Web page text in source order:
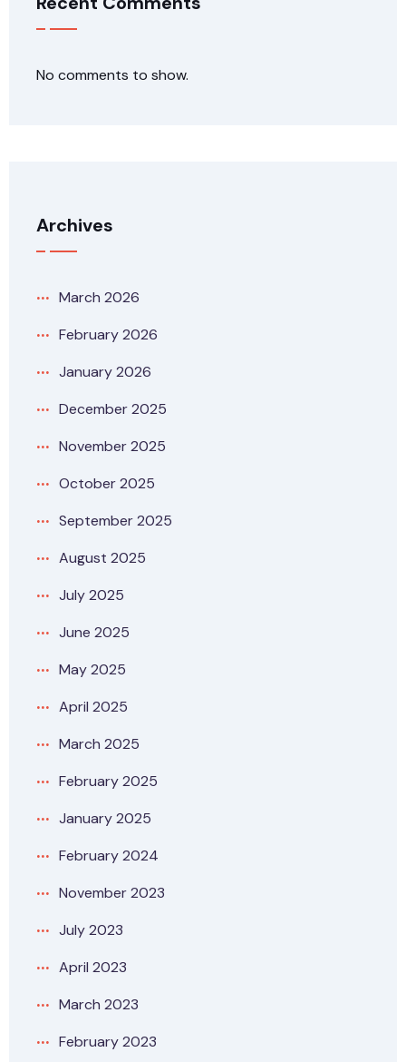
No comments to show.
Archives
March 2026
February 2026
January 2026
December 2025
November 2025
October 2025
September 2025
August 2025
July 2025
June 2025
May 2025
April 2025
March 2025
February 2025
January 2025
February 2024
November 2023
July 2023
April 2023
March 2023
February 2023